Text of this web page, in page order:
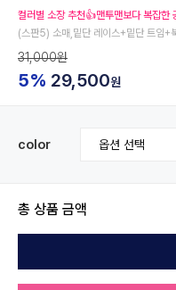
컬러별 소장 추천👍맨투맨보다 복잡
(스판5) 소매,밑단 레이스+밑단 트임+
31,000원
5% 29,500원
color
총 상품 금액